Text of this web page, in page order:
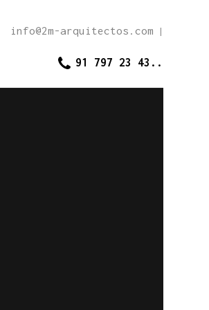
info@2m-arquitectos.com
91 797 23 43..